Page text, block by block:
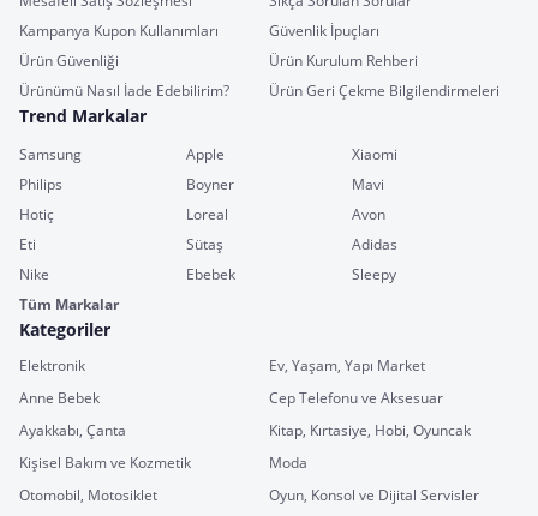
Kampanya Kupon Kullanımları
Güvenlik İpuçları
Ürün Güvenliği
Ürün Kurulum Rehberi
Ürünümü Nasıl İade Edebilirim?
Ürün Geri Çekme Bilgilendirmeleri
Trend Markalar
Samsung Apple
Xiaomi
Philips
Boyner
Mavi
Hotiç
Loreal
Avon
Eti
Sütaş
Adidas
Nike
Ebebek
Sleepy
Tüm Markalar
Kategoriler
Elektronik
Ev, Yaşam, Yapı Market
Anne Bebek
Cep Telefonu ve Aksesuar
Ayakkabı, Çanta
Kitap, Kırtasiye, Hobi, Oyuncak
Kişisel Bakım ve Kozmetik
Moda
Otomobil, Motosiklet
Oyun, Konsol ve Dijital Servisler